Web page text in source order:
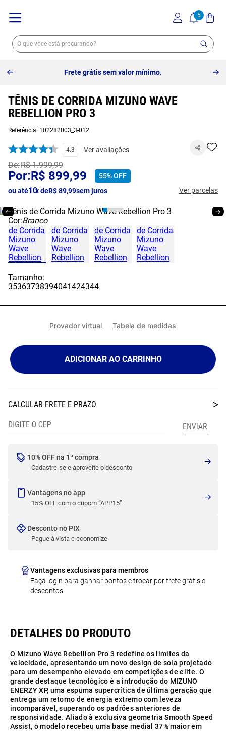
Frete grátis sem valor mínimo.
TÊNIS DE CORRIDA MIZUNO WAVE
REBELLION PRO 3
Referência: 102282003_3-012
4.3 Ver avaliações
R$ 1.999,99
R$ 899,99 55%OFF
ou até10x deR$89,99sem juros Ver parcelas
Cor:Branco
Tamanho:
35363738394041424344
Provador virtual Tabela de medidas
ADICIONAR AO CARRINHO
10% OFF na 1ª compra
Cadastre-se e aproveite o desconto
Vantagens no app
15% OFF com o cupom “APP15”
Desconto no PIX
Pague à vista e economize
Vantagens exclusivas para membros
Faça login para ganhar pontos e trocar por frete grátis e
descontos.
O Mizuno Wave Rebellion Pro 3 redefine os limites da
velocidade, apresentando um novo design de sola projetado
para um desempenho elevado em competições de elite. O
grande destaque tecnológico é a introdução do MIZUNO
ENERZY XP, uma espuma supercrítica de última geração que
entrega um retorno de energia extremo com leveza
incomparável, superando os padrões anteriores de
responsividade. Aliado à exclusiva geometria Smooth Speed
Assist, o modelo recebeu uma base medial 37% maior em